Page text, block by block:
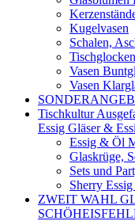
Kugelvasen
Schalen,
Vasen
Vasen
Tischkultur
Essig Gläser &
Essig & Öl
Glaskrüge,
Sets und
Sherry
ZWEIT WAHL